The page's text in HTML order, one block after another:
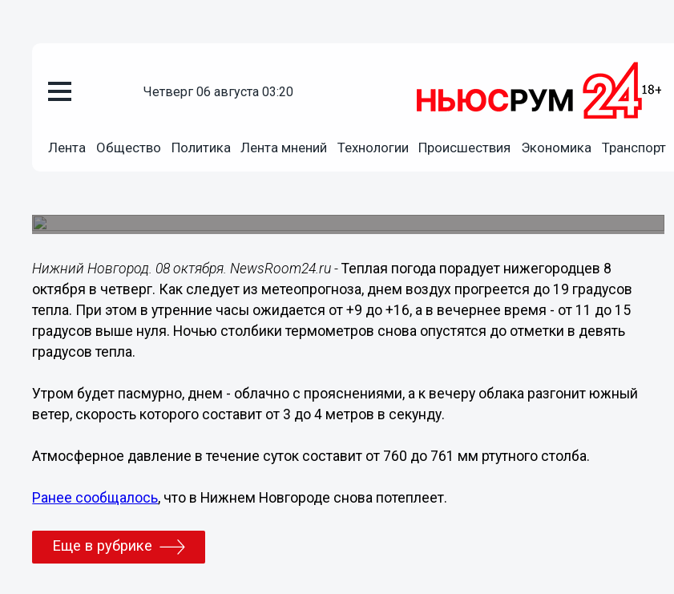
четверг 06 августа 03:20
Лента Общество Политика Лента мнений Технологии Происшествия Экономика Транспорт
08.10.202005:00
Нижний Новгород. 08 октября. NewsRoom24.ru -Теплая погода порадует нижегородцев 8
октября в четверг. Как следует из метеопрогноза, днем воздух прогреется до 19 градусов
тепла. При этом в утренние часы ожидается от +9 до +16, а в вечернее время - от 11 до 15
градусов выше нуля. Ночью столбики термометров снова опустятся до отметки в девять
градусов тепла.
Утром будет пасмурно, днем - облачно с прояснениями, а к вечеру облака разгонит южный
ветер, скорость которого составит от 3 до 4 метров в секунду.
Атмосферное давление в течение суток составит от 760 до 761 мм ртутного столба.
Ранее сообщалось, что в Нижнем Новгороде снова потеплеет.
Еще в рубрике